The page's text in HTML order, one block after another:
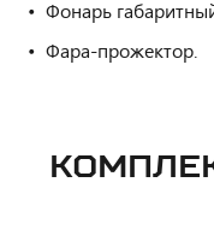
Фонарь
Фара-прожектор.